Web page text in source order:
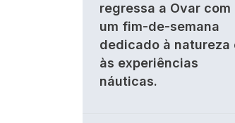
regressa a Ovar com
um fim-de-semana
dedicado à natureza
às experiências
náuticas.